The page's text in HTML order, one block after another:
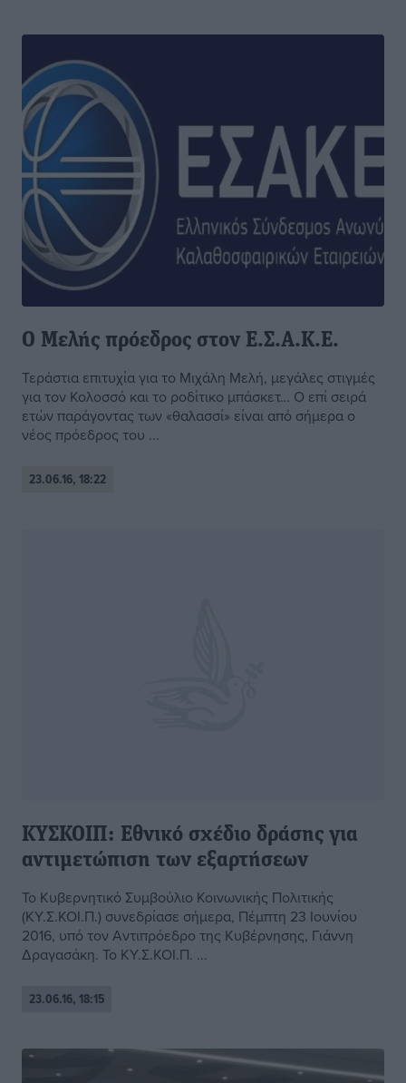
Ο Μελής πρόεδρος στον Ε.Σ.Α.Κ.Ε.
Τεράστια επιτυχία για το Μιχάλη Μελή, μεγάλες στιγμές
για τον Κολοσσό και το ροδίτικο μπάσκετ… Ο επί σειρά
ετών παράγοντας των «θαλασσί» είναι από σήμερα ο
νέος πρόεδρος του ...
23.06.16, 18:22
ΚΥΣΚΟΙΠ: Εθνικό σχέδιο δράσης για
αντιμετώπιση των εξαρτήσεων
Το Κυβερνητικό Συμβούλιο Κοινωνικής Πολιτικής
(ΚΥ.Σ.ΚΟΙ.Π.) συνεδρίασε σήμερα, Πέμπτη 23 Ιουνίου
2016, υπό τον Αντιπρόεδρο της Κυβέρνησης, Γιάννη
Δραγασάκη. Το ΚΥ.Σ.ΚΟΙ.Π. ...
23.06.16, 18:15